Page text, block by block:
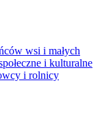
wsi i małych
i kulturalne
i rolnicy